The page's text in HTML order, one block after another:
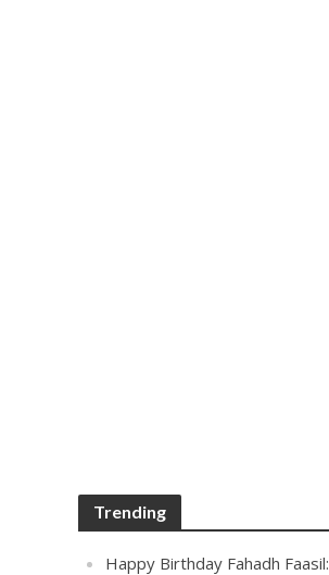
Trending
Happy Birthday Fahadh Faasil: